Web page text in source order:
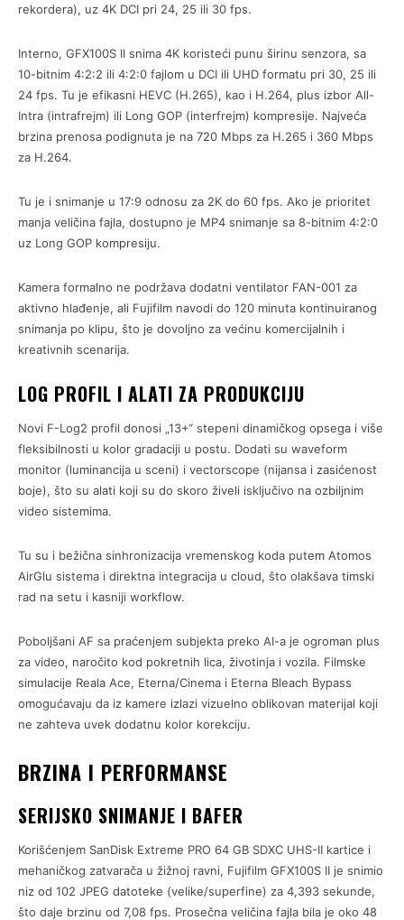
rekordera), uz 4K DCI pri 24, 25 ili 30 fps.
Interno, GFX100S II snima 4K koristeći punu širinu senzora, sa
10-bitnim 4:2:2 ili 4:2:0 fajlom u DCI ili UHD formatu pri 30, 25 ili
24 fps. Tu je efikasni HEVC (H.265), kao i H.264, plus izbor All-
Intra (intrafrejm) ili Long GOP (interfrejm) kompresije. Najveća
brzina prenosa podignuta je na 720 Mbps za H.265 i 360 Mbps
za H.264.
Tu je i snimanje u 17:9 odnosu za 2K do 60 fps. Ako je prioritet
manja veličina fajla, dostupno je MP4 snimanje sa 8-bitnim 4:2:0
uz Long GOP kompresiju.
Kamera formalno ne podržava dodatni ventilator FAN-001 za
aktivno hlađenje, ali Fujifilm navodi do 120 minuta kontinuiranog
snimanja po klipu, što je dovoljno za većinu komercijalnih i
kreativnih scenarija.
LOG PROFIL I ALATI ZA PRODUKCIJU
Novi F-Log2 profil donosi „13+“ stepeni dinamičkog opsega i više
fleksibilnosti u kolor gradaciji u postu. Dodati su waveform
monitor (luminancija u sceni) i vectorscope (nijansa i zasićenost
boje), što su alati koji su do skoro živeli isključivo na ozbiljnim
video sistemima.
Tu su i bežična sinhronizacija vremenskog koda putem Atomos
AirGlu sistema i direktna integracija u cloud, što olakšava timski
rad na setu i kasniji workflow.
Poboljšani AF sa praćenjem subjekta preko AI-a je ogroman plus
za video, naročito kod pokretnih lica, životinja i vozila. Filmske
simulacije Reala Ace, Eterna/Cinema i Eterna Bleach Bypass
omogućavaju da iz kamere izlazi vizuelno oblikovan materijal koji
ne zahteva uvek dodatnu kolor korekciju.
BRZINA I PERFORMANSE
SERIJSKO SNIMANJE I BAFER
Korišćenjem SanDisk Extreme PRO 64 GB SDXC UHS-II kartice i
mehaničkog zatvarača u žižnoj ravni, Fujifilm GFX100S II je snimio
niz od 102 JPEG datoteke (velike/superfine) za 4,393 sekunde,
što daje brzinu od 7,08 fps. Prosečna veličina fajla bila je oko 48